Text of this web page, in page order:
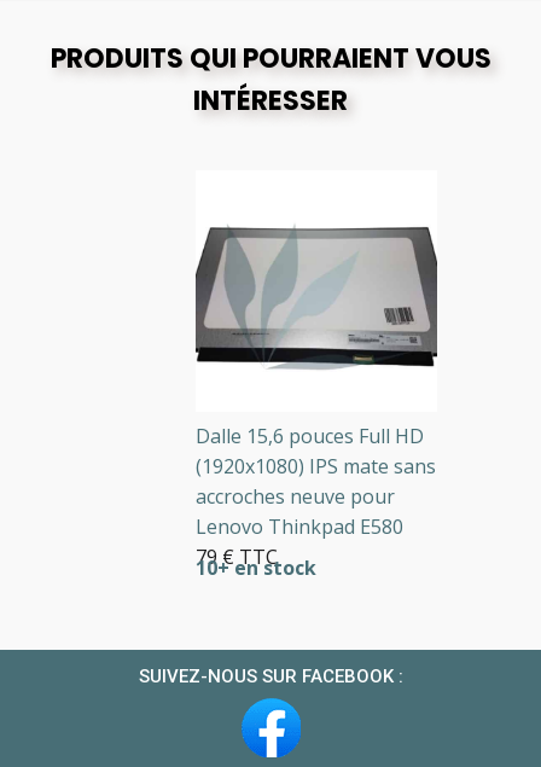
PRODUITS QUI POURRAIENT VOUS
INTÉRESSER
10+ en stock
Dalle 15,6 pouces Full HD
(1920x1080) IPS mate sans
accroches neuve pour
Lenovo Thinkpad E580
79 € TTC
SUIVEZ-NOUS SUR FACEBOOK :